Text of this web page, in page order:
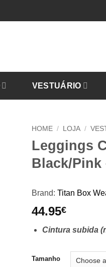
VESTUÁRIO
HOME / LOJA /
Leggings
Black/Pink
Brand: Titan Box
44.95€
Cintura subida
Tamanho